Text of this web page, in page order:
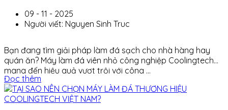
09 - 11 - 2025
Người viết: Nguyen Sinh Truc
Bạn đang tìm giải pháp làm đá sạch cho nhà hàng hay
quán ăn? Máy làm đá viên nhỏ công nghiệp Coolingtech
mang đến hiệu quả vượt trội với công ...
Đọc thêm